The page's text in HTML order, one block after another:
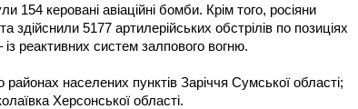
154 керовані авіаційні бомби. Крім того, росіяни
5177 артилерійських обстрілів по позиціях
реактивних систем залпового вогню.
населених пунктів Заріччя Сумської області;
Херсонської області.